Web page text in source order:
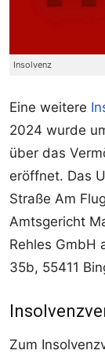
Insolvenz
Eine weitere
2024 wurde
über das
eröffnet. Das
Straße Am
Amtsgericht
Rehles GmbH
35b, 55411
Zum